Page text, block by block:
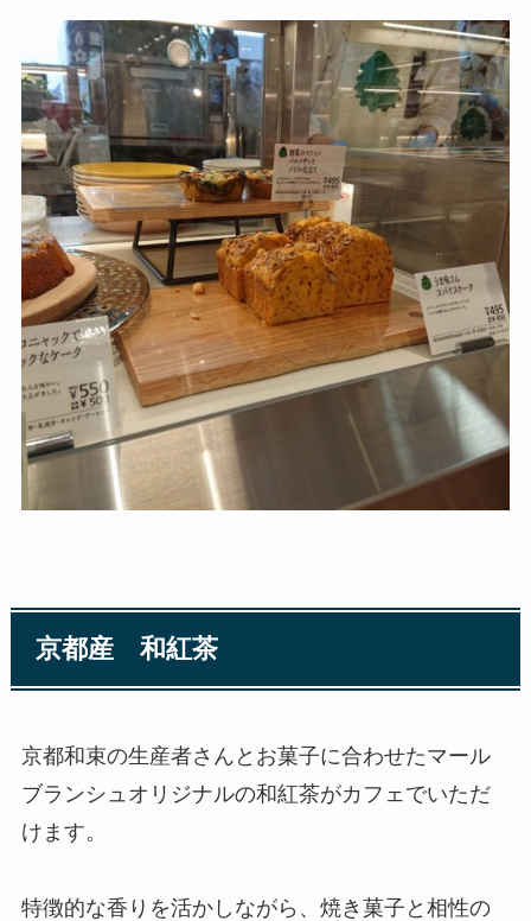
京都産 和紅茶
京都和束の生産者さんとお菓子に合わせたマール
ブランシュオリジナルの和紅茶がカフェでいただ
けます。
特徴的な香りを活かしながら、焼き菓子と相性の